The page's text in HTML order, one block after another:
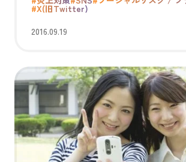
#X(旧Twitter)
2016.09.19